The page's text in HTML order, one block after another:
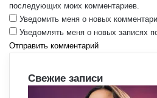
последующих моих комментариев.
Уведомить меня о новых
Уведомлять меня о новых записях
Свежие записи